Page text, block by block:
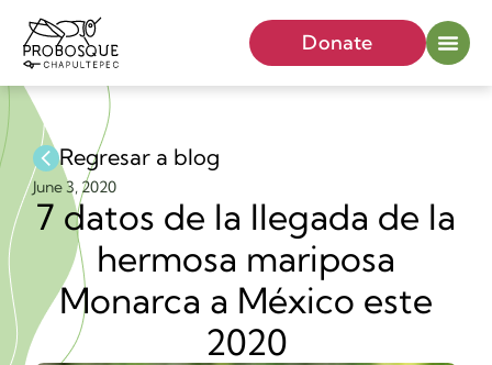
Donate
Regresar a blog
June 3, 2020
7 datos de la llegada de la
hermosa mariposa
Monarca a México este
2020